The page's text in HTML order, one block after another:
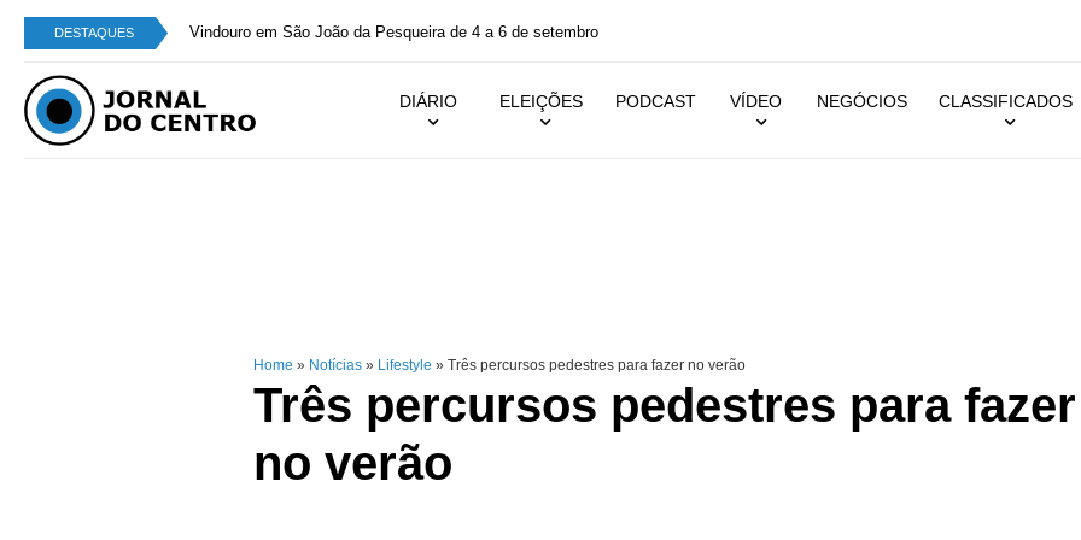
DESTAQUES Vindouro em São João da Pesqueira de 4 a 6 de setembro
DIÁRIO ELEIÇÕES PODCAST VÍDEO NEGÓCIOS CLASSIFICADOS
Home » Notícias » Lifestyle » Três percursos pedestres para fazer no verão
Três percursos pedestres para fazer
no verão